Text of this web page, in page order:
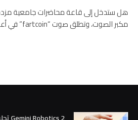
هل ستدخل إلى قاعة محاضرات جامعية
مكبر الصوت، وتطلق صوت “fartcoin” في أعلى رئتيك؟ إذا كان…